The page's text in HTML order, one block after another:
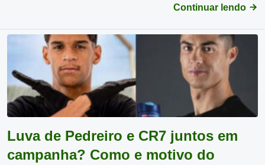
Continuar lendo
Luva de Pedreiro e CR7 juntos em
campanha? Como e motivo do